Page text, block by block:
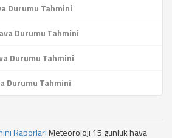
Durumu Tahmini
Durumu Tahmini
Durumu Tahmini
Durumu Tahmini
RaporlarıMeteoroloji 15 günlük hava